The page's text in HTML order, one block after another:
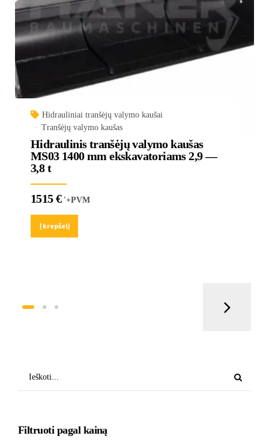
Hidrauliniai tranšėjų valymo kaušai
Tranšėjų valymo kaušas
Hidraulinis tranšėjų valymo kaušas
MS03 1400 mm ekskavatoriams 2,9 —
3,8 t
1515€'+PVM
Į krepšelį
Filtruoti pagal kainą